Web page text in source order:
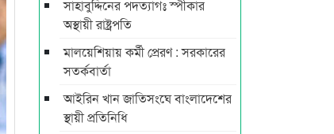
সাহাবুদ্দিনের পদত্যাগঃ স্পীকার
অস্থায়ী রাষ্ট্রপতি
মালয়েশিয়ায় কর্মী প্রেরণ : সরকারের
সতর্কবার্তা
আইরিন খান জাতিসংঘে বাংলাদেশের
স্থায়ী প্রতিনিধি